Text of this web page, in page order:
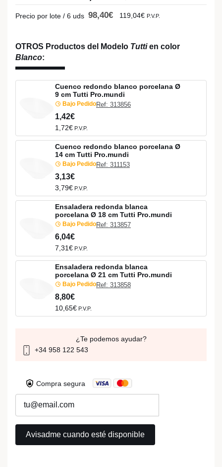
Precio por lote / 6 uds 98,40€ 119,04€ P.V.P.
OTROS Productos del Modelo Tuttien color
Blanco:
Cuenco redondo blanco porcelana Ø
9 cm Tutti Pro.mundi
Bajo PedidoRef: 313856
1,42€
1,72€ P.V.P.
Cuenco redondo blanco porcelana Ø
14 cm Tutti Pro.mundi
Bajo PedidoRef: 311153
3,13€
3,79€ P.V.P.
Ensaladera redonda blanca
porcelana Ø 18 cm Tutti Pro.mundi
Bajo PedidoRef: 313857
6,04€
7,31€ P.V.P.
Ensaladera redonda blanca
porcelana Ø 21 cm Tutti Pro.mundi
Bajo PedidoRef: 313858
8,80€
10,65€ P.V.P.
¿Te podemos ayudar?
+34 958 122 543
Compra segura